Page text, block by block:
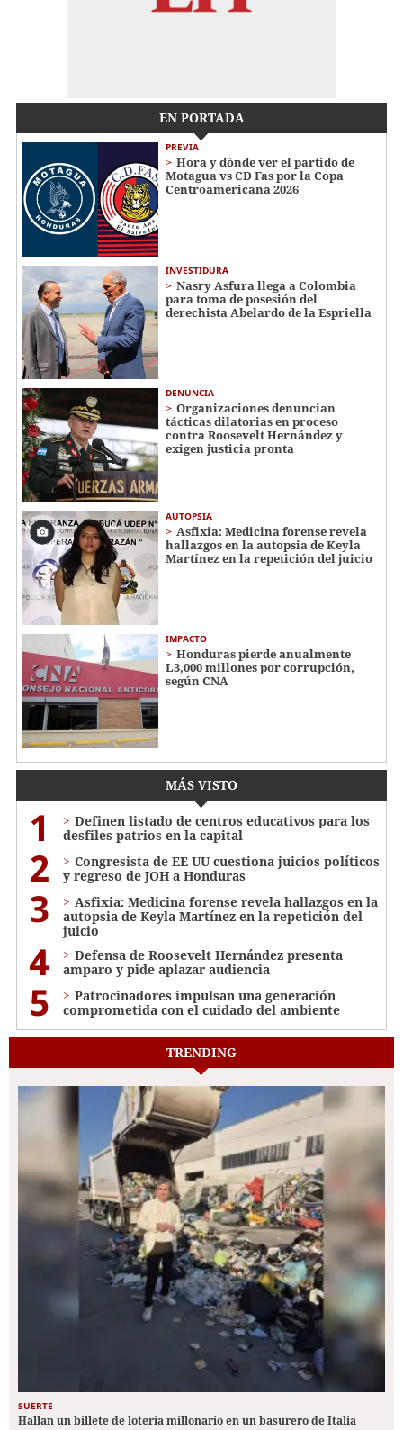
EN PORTADA
PREVIA
Hora y dónde ver el partido de
Motagua vs CD Fas por la Copa
Centroamericana 2026
INVESTIDURA
Nasry Asfura llega a Colombia
para toma de posesión del
derechista Abelardo de la Espriella
DENUNCIA
Organizaciones denuncian
tácticas dilatorias en proceso
contra Roosevelt Hernández y
exigen justicia pronta
AUTOPSIA
Asfixia: Medicina forense revela
hallazgos en la autopsia de Keyla
Martínez en la repetición del juicio
IMPACTO
Honduras pierde anualmente
L3,000 millones por corrupción,
según CNA
MÁS VISTO
1
Definen listado de centros educativos para los
desfiles patrios en la capital
2
Congresista de EE UU cuestiona juicios políticos
y regreso de JOH a Honduras
3
Asfixia: Medicina forense revela hallazgos en la
autopsia de Keyla Martínez en la repetición del
juicio
4
Defensa de Roosevelt Hernández presenta
amparo y pide aplazar audiencia
5
Patrocinadores impulsan una generación
comprometida con el cuidado del ambiente
TRENDING
SUERTE
Hallan un billete de lotería millonario en un basurero de Italia